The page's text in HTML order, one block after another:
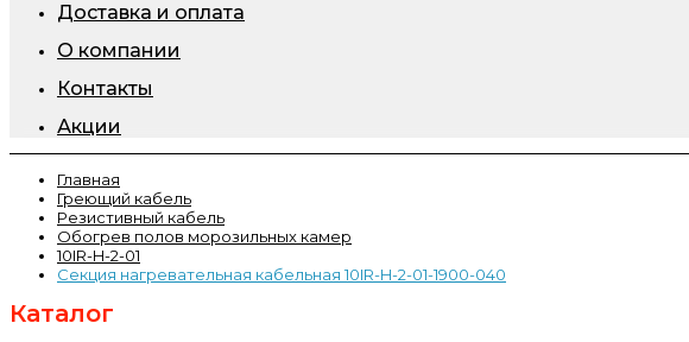
Доставка и оплата
О компании
Контакты
Акции
Главная
Греющий кабель
Резистивный кабель
Обогрев полов морозильных камер
10IR-H-2-01
Секция нагревательная кабельная 10IR-H-2-01-1900-040
Каталог